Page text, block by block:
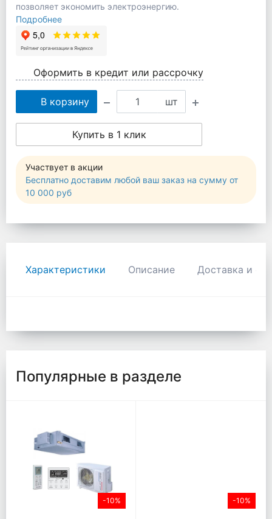
позволяет экономить электроэнергию.
Подробнее
Оформить в кредит или рассрочку
В корзину шт
Купить в 1 клик
Участвует в акции
Бесплатно доставим любой ваш заказ на сумму от
10 000 руб
Характеристики Описание Доставка и
Популярные в разделе
-10% -10%